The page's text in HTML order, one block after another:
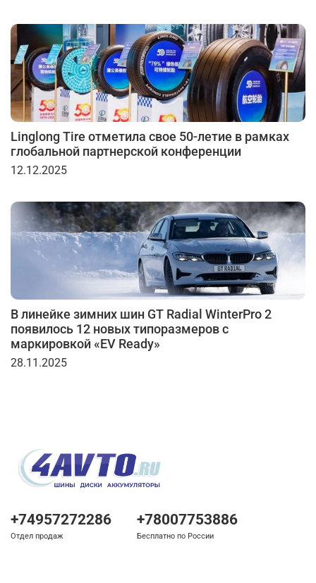
Linglong Tire отметила свое 50-летие в рамках
глобальной партнерской конференции
12.12.2025
В линейке зимних шин GT Radial WinterPro 2
появилось 12 новых типоразмеров с
маркировкой «EV Ready»
28.11.2025
+74957272286
Отдел продаж
+78007753886
Бесплатно по России